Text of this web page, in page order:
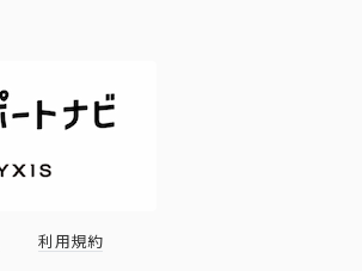
利用規約